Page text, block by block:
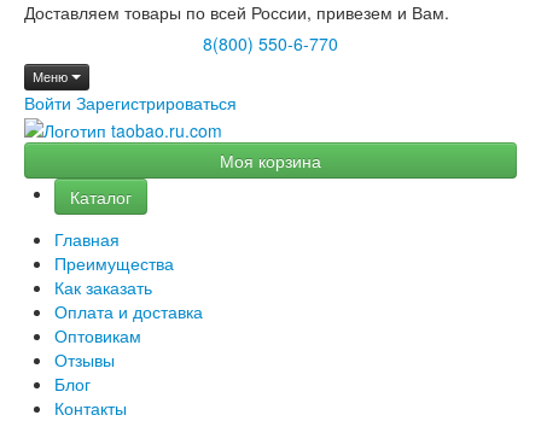
Доставляем товары по всей России, привезем и Вам.
8(800) 550-6-770
Меню
Войти Зарегистрироваться
Моя корзина
Каталог
Главная
Преимущества
Как заказать
Оплата и доставка
Оптовикам
Отзывы
Блог
Контакты